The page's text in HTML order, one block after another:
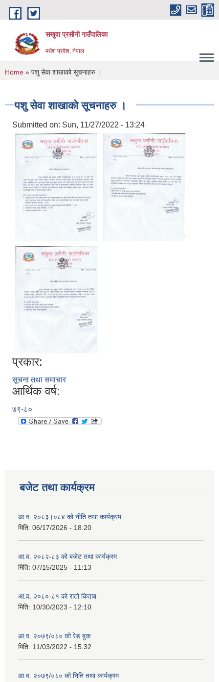
Skip to main content
सखुवा प्रसौनी गाउँपालिका
मधेश प्रदेश, नेपाल
You are here
Home » पशु सेवा शाखाको सूचनाहरु ।
पशु सेवा शाखाको सूचनाहरु ।
Submitted on: Sun, 11/27/2022 - 13:24
प्रकार:
सूचना तथा समाचार
आर्थिक वर्ष:
७९-८०
बजेट तथा कार्यक्रम
आ.व. २०८३।०८४ को नीति तथा कार्यक्रम
मिति: 06/17/2026 - 18:20
आ.व. २०८२-८३ को बजेट तथा कार्यक्रम
मिति: 07/15/2025 - 11:13
आ.व. २०८०-८१ को रातो किताब
मिति: 10/30/2023 - 12:10
आ.व. २०७९/०८० को रेड बुक
मिति: 11/03/2022 - 15:32
आ.व. २०७९/०८० को निति तथा कार्यक्रम